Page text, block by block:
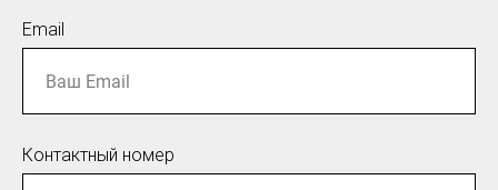
Email
Контактный номер